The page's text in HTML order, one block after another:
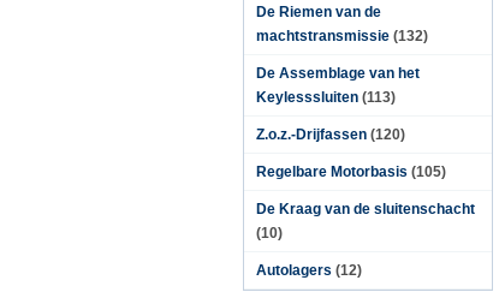
De Riemen van de
machtstransmissie (132)
De Assemblage van het
Keylesssluiten (113)
Z.o.z.-Drijfassen (120)
Regelbare Motorbasis (105)
De Kraag van de sluitenschacht
(10)
Autolagers (12)